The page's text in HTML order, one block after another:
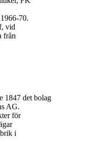
70.
vid
från
1847 det bolag
AG.
för
i